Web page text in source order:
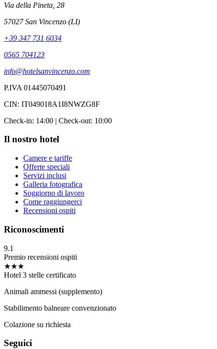
Via della Pineta, 28
57027 San Vincenzo (LI)
+39 347 731 6034
0565 704123
info@hotelsanvincenzo.com
P.IVA 01445070491
CIN: IT049018A1I8NWZG8F
Check-in: 14:00 | Check-out: 10:00
Il nostro hotel
Camere e tariffe
Offerte speciali
Servizi inclusi
Galleria fotografica
Soggiorno di lavoro
Come raggiungerci
Recensioni ospiti
Riconoscimenti
9.1
Premio recensioni ospiti
★★★
Hotel 3 stelle certificato
Animali ammessi (supplemento)
Stabilimento balneare convenzionato
Colazione su richiesta
Seguici